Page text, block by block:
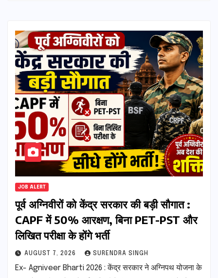
JOB ALERT
पूर्व अग्निवीरों को केंद्र सरकार की बड़ी सौगात :
CAPF में 50% आरक्षण, बिना PET-PST और
लिखित परीक्षा के होंगे भर्ती
AUGUST 7, 2026 SURENDRA SINGH
Ex- Agniveer Bharti 2026 : केंद्र सरकार ने अग्निपथ योजना के